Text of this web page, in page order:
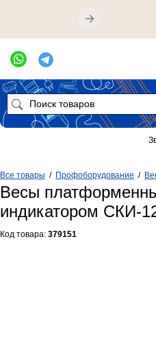
Все товары / Профоборудование /
Весы
индикатором СКИ-
Код товара: 379151